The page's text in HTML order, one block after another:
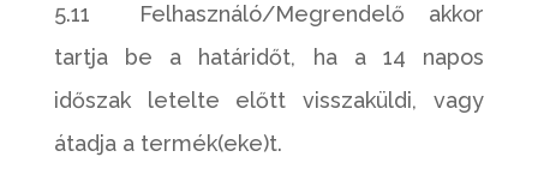
5.11 Felhasználó/Megrendelő akkor
tartja be a határidőt, ha a 14 napos
időszak letelte előtt visszaküldi, vagy
átadja a termék(eke)t.